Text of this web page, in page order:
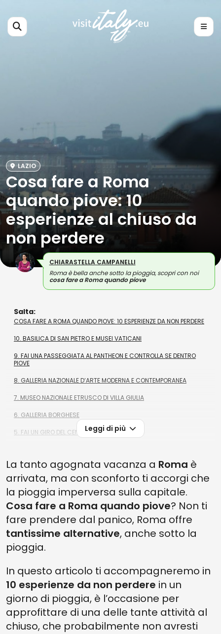
LAZIO
Cosa fare a Roma
quando piove: 10
esperienze al chiuso da
non perdere
CHIARASTELLA CAMPANELLI
Roma è bella anche sotto la pioggia, scopri con noi
cosa fare a Roma quando piove
Salta:
COSA FARE A ROMA QUANDO PIOVE: 10 ESPERIENZE DA NON PERDERE
10. BASILICA DI SAN PIETRO E MUSEI VATICANI
9. FAI UNA PASSEGGIATA AL PANTHEON E CONTROLLA SE DENTRO
PIOVE
8. GALLERIA NAZIONALE D’ARTE MODERNA E CONTEMPORANEA
7. MUSEO NAZIONALE ETRUSCO DI VILLA GIULIA
6. GALLERIA BORGHESE
5. FAI UN GIRO DEL CENTRO IN AUTOBUS
3. BASILICA DI SAN GIOVANNI IN LATERANO
2. RIFUGIATI IN UN CAFFÈ STORICO
1. COSA FARE A ROMA QUANDO PIOVE, ULTIMO CONSIGLIO:
CONCEDITI UNA GIORNATA DI RELAX ALLE TERME
Leggi di più
La tanto agognata vacanza a Roma è
arrivata, ma con sconforto ti accorgi che
la pioggia imperversa sulla capitale.
Cosa fare a Roma quando piove? Non ti
fare prendere dal panico, Roma offre
tantissime alternative, anche sotto la
pioggia.
In questo articolo ti accompagneremo in
10 esperienze da non perdere in un
giorno di pioggia, è l’occasione per
approfittare di una delle tante attività al
chiuso, che probabilmente non avresti